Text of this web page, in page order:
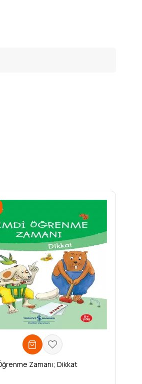
Zamanı; Dikkat